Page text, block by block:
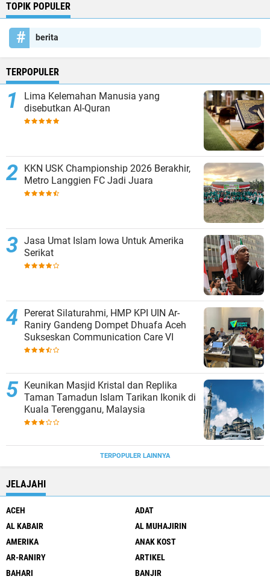
TOPIK POPULER
berita
TERPOPULER
Lima Kelemahan Manusia yang
disebutkan Al-Quran
KKN USK Championship 2026 Berakhir,
Metro Langgien FC Jadi Juara
Jasa Umat Islam Iowa Untuk Amerika
Serikat
Pererat Silaturahmi, HMP KPI UIN Ar-
Raniry Gandeng Dompet Dhuafa Aceh
Sukseskan Communication Care VI
Keunikan Masjid Kristal dan Replika
Taman Tamadun Islam Tarikan Ikonik di
Kuala Terengganu, Malaysia
TERPOPULER LAINNYA
JELAJAHI
ACEH
ADAT
AL KABAIR
AL MUHAJIRIN
AMERIKA
ANAK KOST
AR-RANIRY
ARTIKEL
BAHARI
BANJIR